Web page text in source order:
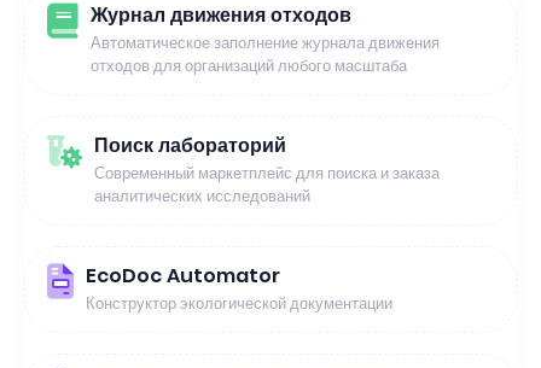
Журнал движения отходов
Автоматическое заполнение журнала движения
отходов для организаций любого масштаба
Поиск лабораторий
Современный маркетплейс для поиска и заказа
аналитических исследований
EcoDoc Automator
Конструктор экологической документации